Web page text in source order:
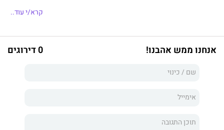
כעת, כשחייה מונחים על כף המאזניים, שרה מתאמצת לחלץ את
אילו מאמינים נוספים הוכנסו בכוח אל הכת ועברו שטיפת מוח?
עצמו בעלה – שומר סודות נפיצים משלו.
קרא/י עוד..
אנחנו ממש אהבנו! 0 דירוגים